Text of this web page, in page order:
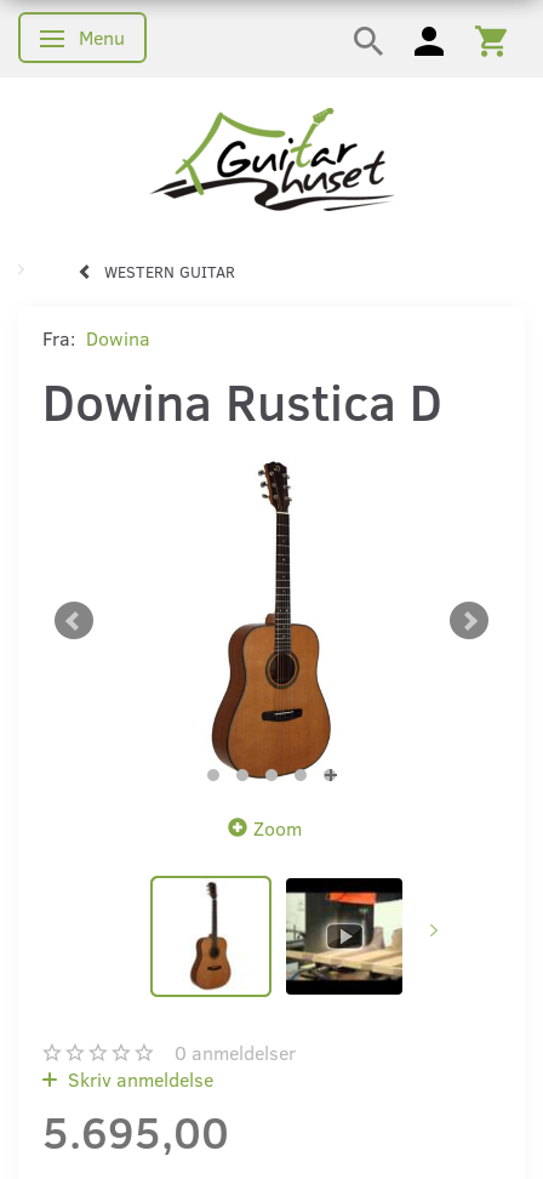
Skifte navigation
Menu
WESTERN GUITAR
Fra: Dowina
Dowina Rustica D
Zoom
0 anmeldelser
Skriv anmeldelse
5.695,00